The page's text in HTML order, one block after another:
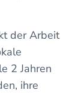
der Arbeit
2 Jahren
ihre